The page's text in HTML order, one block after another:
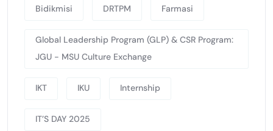
Bidikmisi DRTPM Farmasi
Global Leadership Program (GLP) & CSR Program:
JGU - MSU Culture Exchange
IKT IKU Internship
IT’S DAY 2025